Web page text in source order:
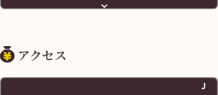
京都府京都市中京区西ノ京伯楽町14‐43
アクセス
J